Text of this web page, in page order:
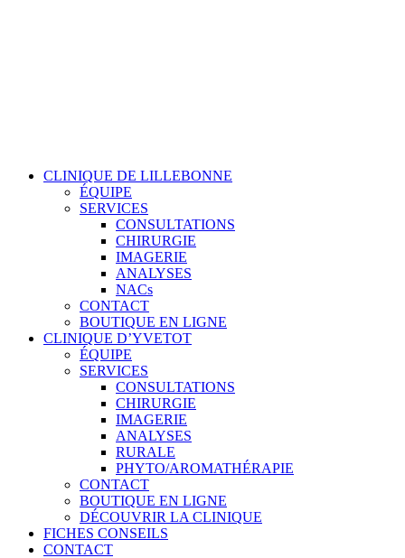
CLINIQUE DE LILLEBONNE
ÉQUIPE
SERVICES
CONSULTATIONS
CHIRURGIE
IMAGERIE
ANALYSES
NACs
CONTACT
BOUTIQUE EN LIGNE
CLINIQUE D’YVETOT
ÉQUIPE
SERVICES
CONSULTATIONS
CHIRURGIE
IMAGERIE
ANALYSES
RURALE
PHYTO/AROMATHÉRAPIE
CONTACT
BOUTIQUE EN LIGNE
DÉCOUVRIR LA CLINIQUE
FICHES CONSEILS
CONTACT